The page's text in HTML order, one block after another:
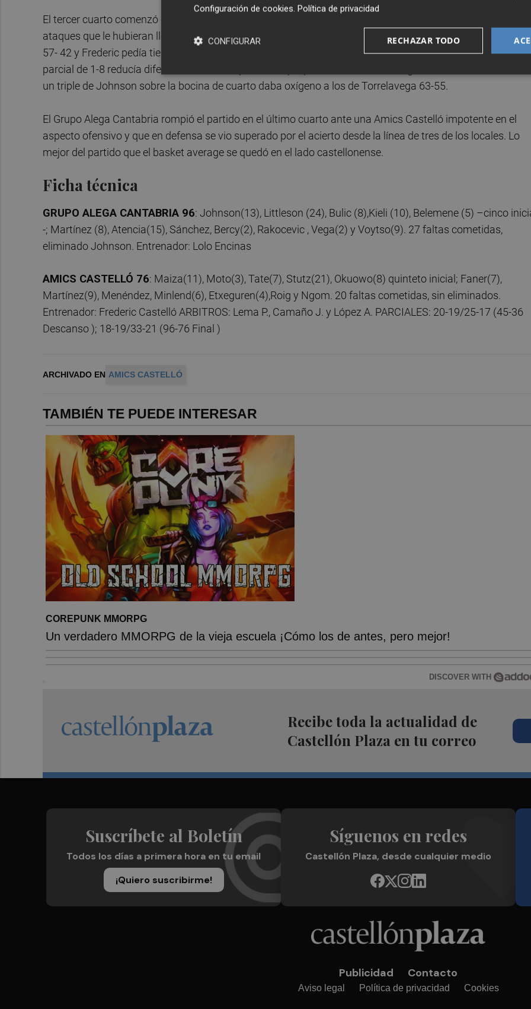
El tercer cuarto comenzó con poco acierto por ambos equipos desaprovechando el Amics Castelló muchos
ataques que le hubieran llevado a igualar el marcador. Sin embargo, los cántabros se iban en el marcador
57- 42 y Frederic pedía tiempo con poco menos de 5’ por jugarse de cuarto. Reaccionó el Amics que con
parcial de 1-8 reducía diferencias. Encinas pedía tiempo, pero los de Castelló seguían acercándose. Tan
un triple de Johnson sobre la bocina de cuarto daba oxígeno a los de Torrelavega 63-55.
El Grupo Alega Cantabria rompió el partido en el último cuarto ante una Amics Castelló impotente en el
aspecto ofensivo y que en defensa se vio superado por el acierto desde la línea de tres de los locales. Lo
mejor del partido que el basket average se quedó en el lado castellonense.
Ficha técnica
GRUPO ALEGA CANTABRIA 96: Johnson(13), Littleson (24), Bulic (8),Kieli (10), Belemene (5) –cinco
-; Martínez (8), Atencia(15), Sánchez, Bercy(2), Rakocevic , Vega(2) y Voytso(9). 27 faltas cometidas,
eliminado Johnson. Entrenador: Lolo Encinas
AMICS CASTELLÓ 76: Maiza(11), Moto(3), Tate(7), Stutz(21), Okuowo(8) quinteto inicial; Faner(7),
Martínez(9), Menéndez, Minlend(6), Etxeguren(4),Roig y Ngom. 20 faltas cometidas, sin eliminados.
Entrenador: Frederic Castelló ARBITROS: Lema P., Camaño J. y López A. PARCIALES: 20-19/25-17 (45-36
Descanso ); 18-19/33-21 (96-76 Final )
ARCHIVADO EN AMICS CASTELLÓ
TAMBIÉN TE PUEDE INTERESAR
COREPUNK MMORPG
Un verdadero MMORPG de la vieja escuela ¡Cómo los de antes, pero mejor!
DISCOVER WITH
Recibe toda la actualidad de
Castellón Plaza en tu correo
Suscríbete al Boletín
Todos los días a primera hora en tu email
¡Quiero suscribirme!
Síguenos en redes
Castellón Plaza, desde cualquier medio
Publicidad Contacto
Aviso legal Política de privacidad Cookies
Configuración de cookies. Política de privacidad
RECHAZAR TODO
CONFIGURAR